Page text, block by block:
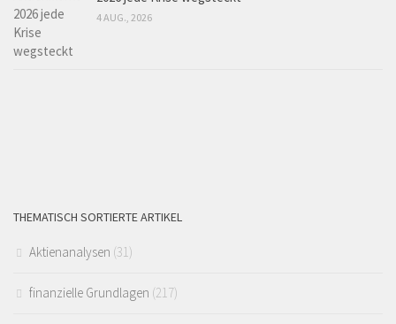
4 AUG., 2026
THEMATISCH SORTIERTE ARTIKEL
Aktienanalysen (31)
finanzielle Grundlagen (217)